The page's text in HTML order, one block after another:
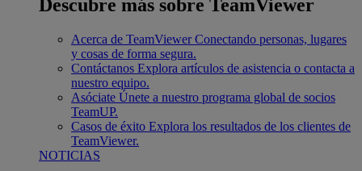
Descubre más sobre TeamViewer
Acerca de TeamViewer Conectando personas, lugares
y cosas de forma segura.
Contáctanos Explora artículos de asistencia o contacta a
nuestro equipo.
Asóciate Únete a nuestro programa global de socios
TeamUP.
Casos de éxito Explora los resultados de los clientes de
TeamViewer.
NOTICIAS